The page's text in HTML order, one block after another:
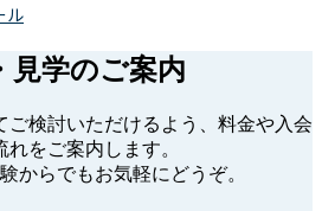
ル
見学のご案内
ご検討いただけるよう、料金や入会
れをご案内します。
からでもお気軽にどうぞ。